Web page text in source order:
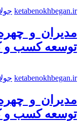
ketabenokhbegan.ir جولای
مدیران و
توسعه کسب و
ketabenokhbegan.ir جولای
مدیران و
توسعه کسب و